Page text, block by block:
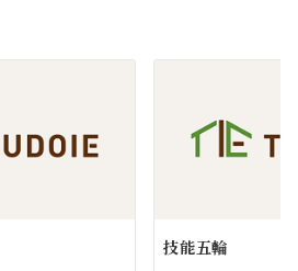
技能五輪